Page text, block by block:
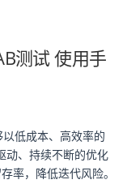
测试 使用手
低成本、高效率的
动、持续不断的优化
率，降低迭代风险。